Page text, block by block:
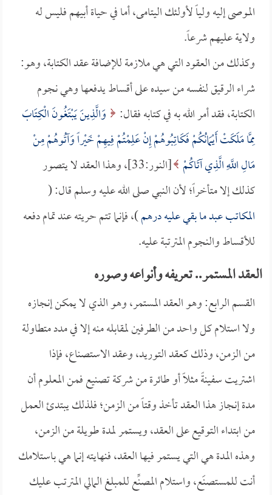
الموصى إليه ولياً لأولئك اليتامى، أما في حياة أبيهم فليس له
ولاية عليهم شرعاً.
وكذلك من العقود التي هي ملازمة للإضافة عقد الكتابة، وهو:
شراء الرقيق لنفسه من سيده على أقساط يدفعها وهي نجوم
الكتابة، فقد أمر الله به في كتابه فقال:
وَالَّذِينَ يَبْتَغُونَ الْكِتَابَ
مِمَّا مَلَكَتْ أَيْمَانُكُمْ فَكَاتِبُوهُمْ إِنْ عَلِمْتُمْ فِيهِمْ خَيْراً وَآتُوهُمْ مِنْ
مَالِ اللَّهِ الَّذِي آتَاكُمْ
[النور:33]، وهذا العقد لا يتصور
كذلك إلا متأخراً؛ لأن النبي صلى الله عليه وسلم قال: (
المكاتب عبد ما بقي عليه درهم)، فإنما تتم حريته عند تمام دفعه
للأقساط والنجوم المترتبة عليه.
العقد المستمر.. تعريفه وأنواعه وصوره
القسم الرابع: وهو العقد المستمر، وهو الذي لا يمكن إنجازه
ولا استلام كل واحد من الطرفين لمقابله منه إلا في مدد متطاولة
من الزمن، وذلك كعقد التوريد، وعقد الاستصناع، فإذا
اشتريت سفينةً مثلاً أو طائرة من شركة تصنيع فمن المعلوم أن
مدة إنجاز هذا العقد تأخذ وقتاً من الزمن؛ فلذلك يبتدئ العمل
من ابتداء التوقيع على العقد، ويستمر لمدة طويلة من الزمن،
وهذه المدة هي التي يستمر فيها العقد، فنهايته إنما هي باستلامك
أنت للمستصنَع، واستلام المصنِّع للمبلغ المالي المترتب عليك